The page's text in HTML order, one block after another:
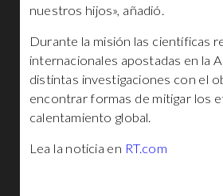
nuestros hijos», añadió.
Durante la misión las científicas
internacionales apostadas en la
distintas investigaciones con el
encontrar formas de mitigar los
calentamiento global.
Lea la noticia en RT.com